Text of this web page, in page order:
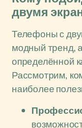
двумя
Телефоны с
модный тренд,
определённой
Рассмотрим,
наиболее